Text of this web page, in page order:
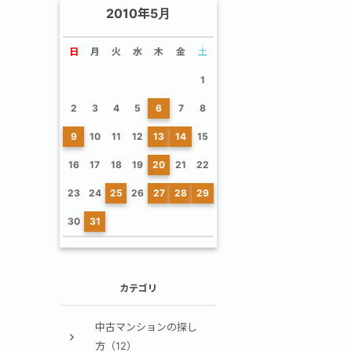
2010年5月
日 月 火 水 木 金 土
1
2 3 4 5 6 7 8
9 10 11 12 13 14 15
16 17 18 19 20 21 22
23 24 25 26 27 28 29
30 31
カテゴリ
中古マンションの探し
方（12）